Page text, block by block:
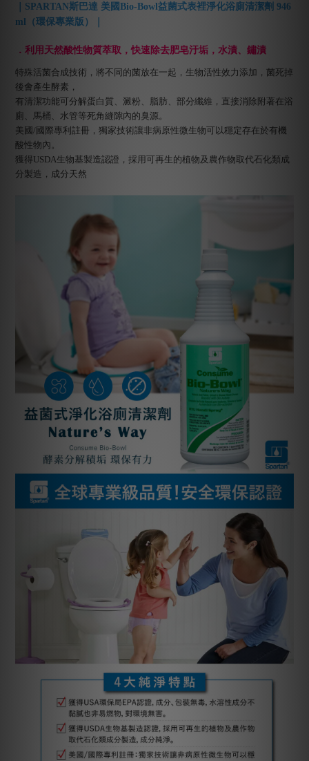
｜SPARTAN斯巴達 美國Bio-Bowl益菌式表裡淨化浴廁清潔劑 946
ml（環保專業版）｜
．利用天然酸性物質萃取，快速除去肥皂汙垢，水漬、鏽漬
特殊活菌合成技術，將不同的菌放在一起，生物活性效力添加，菌死掉
後會產生酵素，
有清潔功能可分解蛋白質、澱粉、脂肪、部分纖維，直接消除附著在浴
廁、馬桶、水管等死角縫隙內的臭源。
美國/國際專利註冊，獨家技術讓非病原性微生物可以穩定存在於有機
酸性物內。
獲得USDA生物基製造認證，採用可再生的植物及農作物取代石化類成
分製造，成分天然